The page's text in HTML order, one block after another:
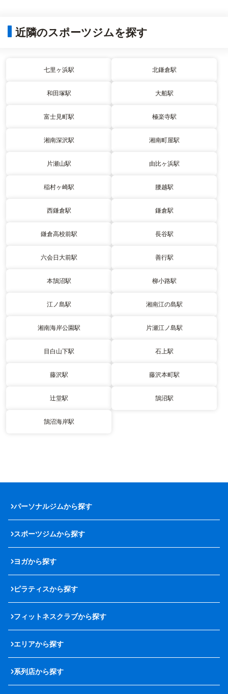
近隣のスポーツジムを探す
七里ヶ浜駅 北鎌倉駅
和田塚駅 大船駅
富士見町駅 極楽寺駅
湘南深沢駅 湘南町屋駅
片瀬山駅 由比ヶ浜駅
稲村ヶ崎駅 腰越駅
西鎌倉駅 鎌倉駅
鎌倉高校前駅 長谷駅
六会日大前駅 善行駅
本鵠沼駅 柳小路駅
江ノ島駅 湘南江の島駅
湘南海岸公園駅 片瀬江ノ島駅
目白山下駅 石上駅
藤沢駅 藤沢本町駅
辻堂駅 鵠沼駅
鵠沼海岸駅
パーソナルジムから探す
スポーツジムから探す
ヨガから探す
ピラティスから探す
フィットネスクラブから探す
エリアから探す
系列店から探す